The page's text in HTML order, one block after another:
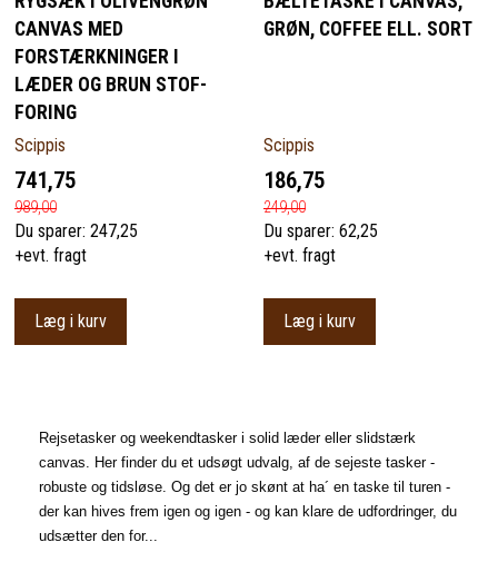
CANVAS MED
FORSTÆRKNINGER I
LÆDER OG BRUN STOF-
FORING
Scippis
741,75
989,00
Du sparer: 247,25
+evt. fragt
Læg i kurv
GRØN, COFFEE ELL. SORT
Scippis
186,75
249,00
Du sparer: 62,25
+evt. fragt
Læg i kurv
Rejsetasker og weekendtasker i solid læder eller slidstærk
canvas. Her finder du et udsøgt udvalg, af de sejeste tasker -
robuste og tidsløse. Og det er jo skønt at ha´ en taske til turen -
der kan hives frem igen og igen - og kan klare de udfordringer, du
udsætter den for...